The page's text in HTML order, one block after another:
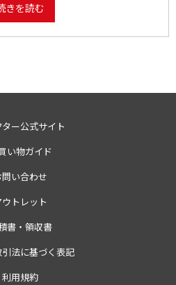
しています。 ササクレ等には注意して
きを読む
ター公式サイト
い物ガイド
問い合わせ
ウトレット
書・領収書
法に基づく表記
利用規約